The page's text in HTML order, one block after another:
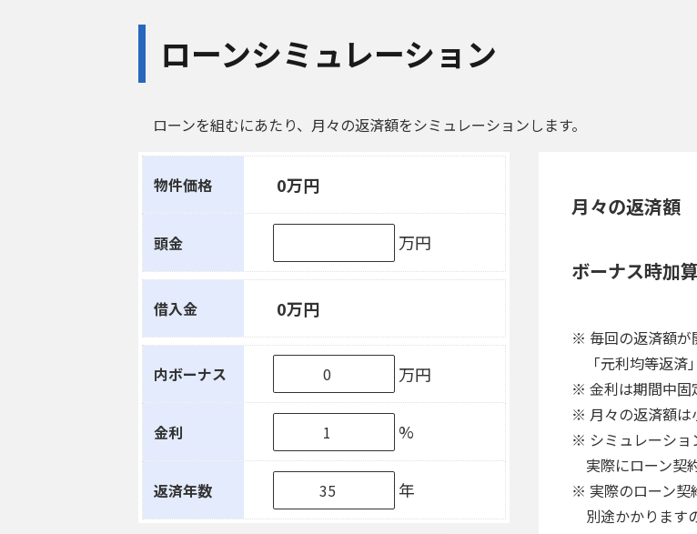
ローンシミュレーション
ローンを組むにあたり、月々の返済額をシミュレーションします。
物件価格 0万円
頭金 万円
借入金 0万円
内ボーナス 万円
金利 %
返済年数 年
月々の返済額
ボーナス時加
※ 毎回の返済額が
「元利均等返済
※ 金利は期間中固
※ 月々の返済額は
※ シミュレーショ
実際にローン契
※ 実際のローン契
別途かかります